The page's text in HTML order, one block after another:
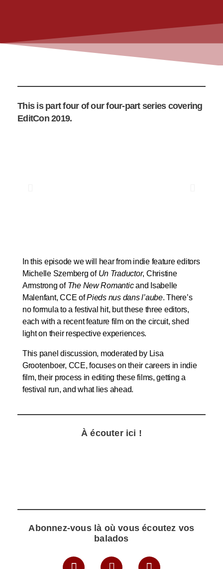
This is part four of our four-part series covering
EditCon 2019.
In this episode we will hear from indie feature editors
Michelle Szemberg of Un Traductor, Christine
Armstrong of The New Romanticand Isabelle
Malenfant, CCE ofPieds nus dans l’aube. There’s
no formula to a festival hit, but these three editors,
each with a recent feature film on the circuit, shed
light on their respective experiences.
This panel discussion, moderated by Lisa
Grootenboer, CCE, focuses on their careers in indie
film, their process in editing these films, getting a
festival run, and what lies ahead.
À écouter ici !
Abonnez-vous là où vous écoutez vos
balados